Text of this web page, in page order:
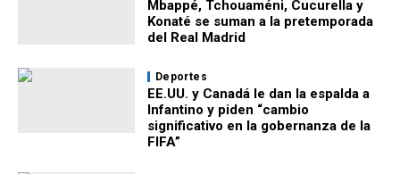
Mbappé, Tchouaméni, Cucurella y
Konaté se suman a la pretemporada
del Real Madrid
Deportes
EE.UU. y Canadá le dan la espalda a
Infantino y piden “cambio
significativo en la gobernanza de la
FIFA”